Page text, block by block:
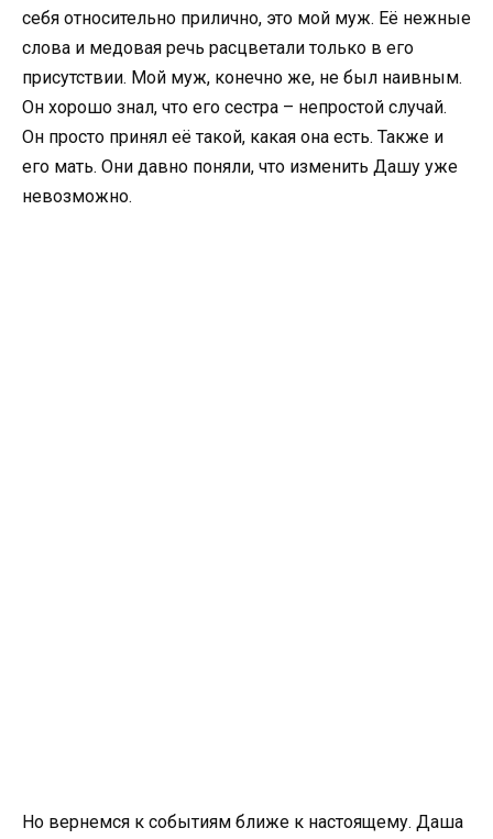
себя относительно прилично, это мой муж. Её нежные
слова и медовая речь расцветали только в его
присутствии. Мой муж, конечно же, не был наивным.
Он хорошо знал, что его сестра – непростой случай.
Он просто принял её такой, какая она есть. Также и
его мать. Они давно поняли, что изменить Дашу уже
невозможно.
Но вернемся к событиям ближе к настоящему. Даша